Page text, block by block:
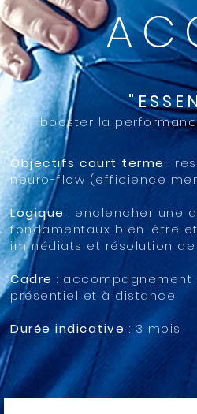
booster la
Objectifs court terme :
neuro-flow (efficience
Logique : enclencher une
fondamentaux bien-être
immédiats et résolution
Cadre : accompagnement
présentiel et à distance
Durée indicative : 3 mois